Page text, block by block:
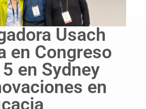
Usach
en Congreso
en Sydney
en